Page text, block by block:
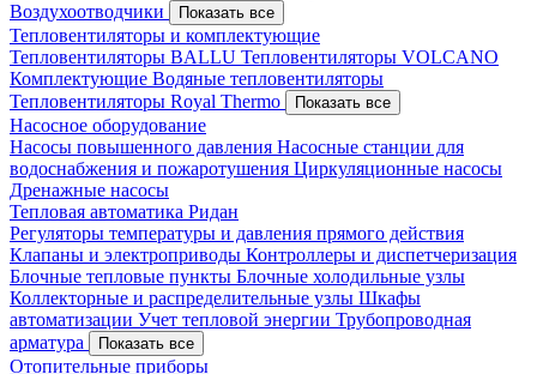
Воздухоотводчики
Показать все
Тепловентиляторы и комплектующие
Тепловентиляторы BALLU Тепловентиляторы VOLCANO
Комплектующие Водяные тепловентиляторы
Тепловентиляторы Royal Thermo
Показать все
Насосное оборудование
Насосы повышенного давления Насосные станции для
водоснабжения и пожаротушения Циркуляционные насосы
Дренажные насосы
Тепловая автоматика Ридан
Регуляторы температуры и давления прямого действия
Клапаны и электроприводы Контроллеры и диспетчеризация
Блочные тепловые пункты Блочные холодильные узлы
Коллекторные и распределительные узлы Шкафы
автоматизации Учет тепловой энергии Трубопроводная
арматура
Показать все
Отопительные приборы